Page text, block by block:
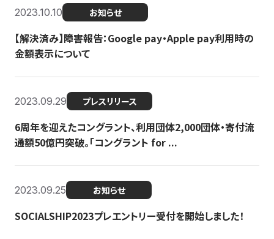
2023.10.10 お知らせ
【解決済み】障害報告：Google pay・Apple pay利用時の
金額表示について
2023.09.29 プレスリリース
6周年を迎えたコングラント、利用団体2,000団体・寄付流
通額50億円突破。「コングラント for ...
2023.09.25 お知らせ
SOCIALSHIP2023プレエントリー受付を開始しました！